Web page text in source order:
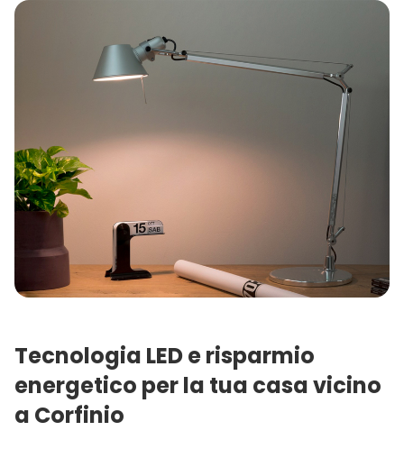
Tecnologia LED e risparmio
energetico per la tua casa vicino
a Corfinio